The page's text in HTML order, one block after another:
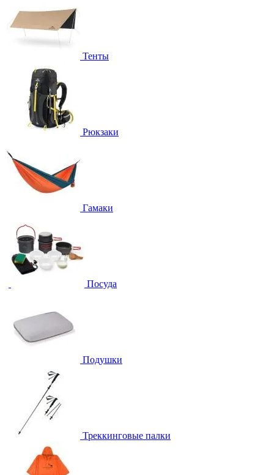
Тенты
Рюкзаки
Гамаки
Посуда
Подушки
Треккинговые палки